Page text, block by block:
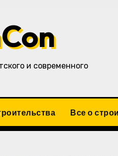
и современного
Все о